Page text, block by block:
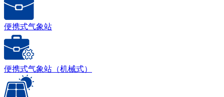
便携式气象站
便携式气象站（机械式）